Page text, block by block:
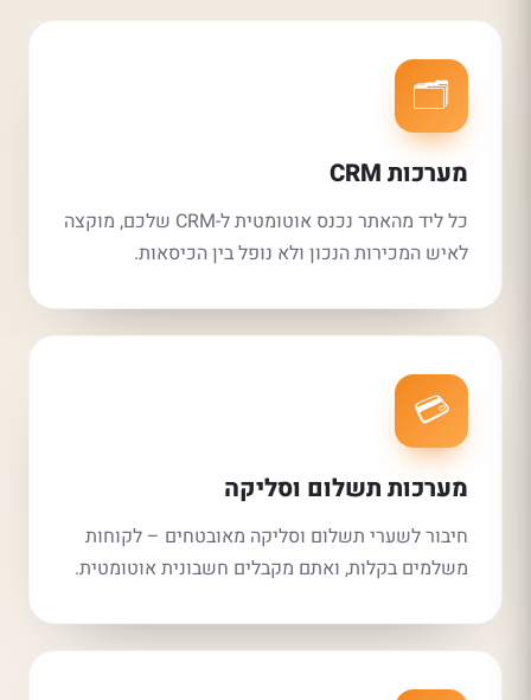
🗂️
מערכות CRM
כל ליד מהאתר נכנס אוטומטית ל-CRM שלכם, מוקצה
לאיש המכירות הנכון ולא נופל בין הכיסאות.
💳
מערכות תשלום וסליקה
חיבור לשערי תשלום וסליקה מאובטחים – לקוחות
משלמים בקלות, ואתם מקבלים חשבונית אוטומטית.